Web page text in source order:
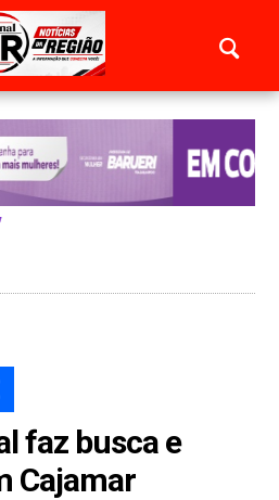
faz busca e
Cajamar